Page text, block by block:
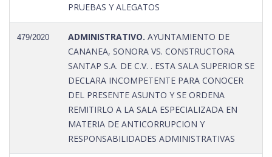
PRUEBAS Y ALEGATOS
479/2020 ADMINISTRATIVO. AYUNTAMIENTO DE
CANANEA, SONORA VS. CONSTRUCTORA
SANTAP S.A. DE C.V. . ESTA SALA SUPERIOR SE
DECLARA INCOMPETENTE PARA CONOCER
DEL PRESENTE ASUNTO Y SE ORDENA
REMITIRLO A LA SALA ESPECIALIZADA EN
MATERIA DE ANTICORRUPCION Y
RESPONSABILIDADES ADMINISTRATIVAS